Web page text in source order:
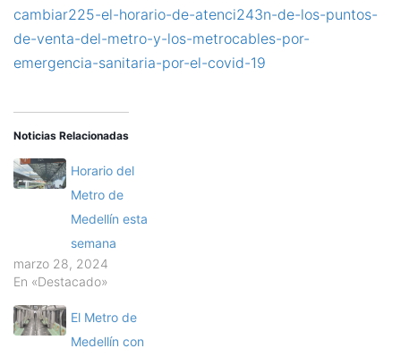
cambiar225-el-horario-de-atenci243n-de-los-puntos-
de-venta-del-metro-y-los-metrocables-por-
emergencia-sanitaria-por-el-covid-19
Noticias Relacionadas
Horario del
Metro de
Medellín esta
semana
marzo 28, 2024
En «Destacado»
El Metro de
Medellín con